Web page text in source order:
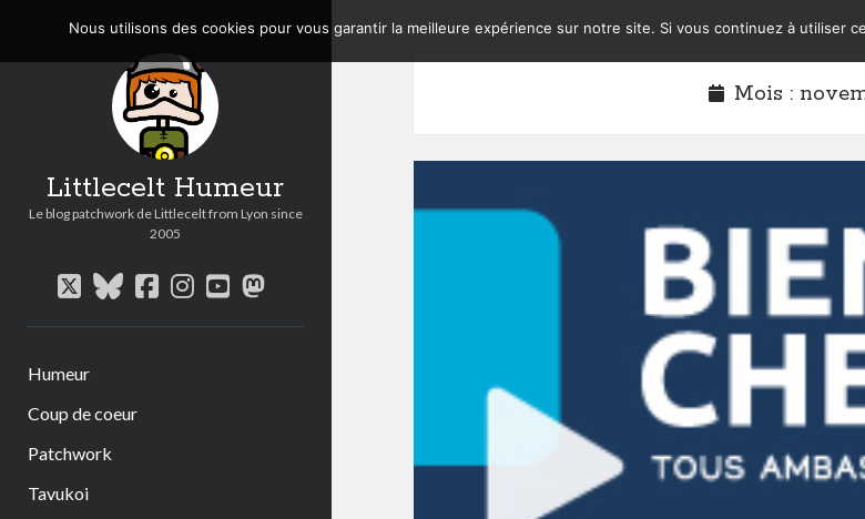
Littlecelt Humeur
Le blog patchwork de Littlecelt from Lyon since
2005
twitterbluesky
facebook
instagram
youtube
mastodon
Humeur
Coup de coeur
Patchwork
Tavukoi
Mois :
Nous utilisons des cookies pour vous garantir la meilleure expérience sur notre site. Si vous continuez à utiliser